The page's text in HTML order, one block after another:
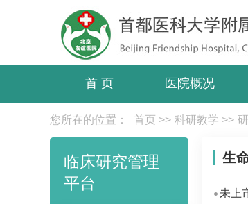
首 页 医院概况
您所在的位置： 首页 >> 科研教学 >>
临床研究管理
平台
生
未上